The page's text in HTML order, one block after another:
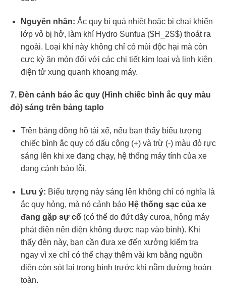
Nguyên nhân: Ắc quy bị quá nhiệt hoặc bị chai khiến
lớp vỏ bị hở, làm khí Hydro Sunfua ($H_2S$) thoát ra
ngoài. Loại khí này không chỉ có mùi độc hại mà còn
cực kỳ ăn mòn đối với các chi tiết kim loại và linh kiện
điện tử xung quanh khoang máy.
7. Đèn cảnh báo ắc quy (Hình chiếc bình ắc quy màu
đỏ) sáng trên bảng taplo
Trên bảng đồng hồ tài xế, nếu bạn thấy biểu tượng
chiếc bình ắc quy có dấu cộng (+) và trừ (-) màu đỏ rực
sáng lên khi xe đang chạy, hệ thống máy tính của xe
đang cảnh báo lỗi.
Lưu ý: Biểu tượng này sáng lên không chỉ có nghĩa là
ắc quy hỏng, mà nó cảnh báo Hệ thống sạc của xe
đang gặp sự cố(có thể do đứt dây curoa, hỏng máy
phát điện nên điện không được nạp vào bình). Khi
thấy đèn này, bạn cần đưa xe đến xưởng kiểm tra
ngay vì xe chỉ có thể chạy thêm vài km bằng nguồn
điện còn sót lại trong bình trước khi nằm đường hoàn
toàn.